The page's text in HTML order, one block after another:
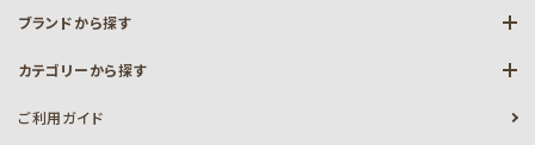
ブランドから探す
カテゴリーから探す
ご利用ガイド